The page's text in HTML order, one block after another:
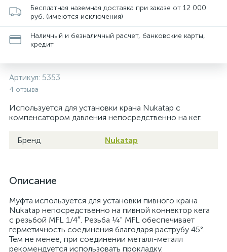
Бесплатная наземная доставка при заказе от 12 000
руб. (имеются исключения)
Наличный и безналичный расчет, банковские карты,
кредит
Артикул: 5353
4 отзыва
Используется для установки крана Nukatap с
компенсатором давления непосредственно на кег.
Бренд Nukatap
Описание
Муфта используется для установки пивного крана
Nukatap непосредственно на пивной коннектор кега
с резьбой MFL 1/4″. Резьба ¼" MFL обеспечивает
герметичность соединения благодаря раструбу 45°.
Тем не менее, при соединении металл-металл
рекомендуется использовать прокладку.